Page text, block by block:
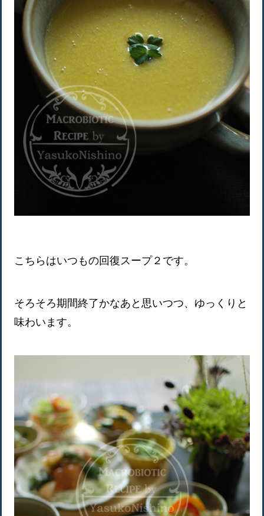
こちらはいつもの回復スープ２です。
そろそろ期間終了かなあと思いつつ、ゆっくりと
味わいます。